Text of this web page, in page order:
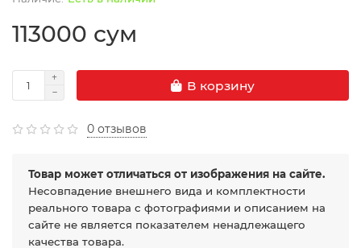
113000 сум
В корзину
0 отзывов
Товар может отличаться от изображения на сайте.
Несовпадение внешнего вида и комплектности
реального товара с фотографиями и описанием на
сайте не является показателем ненадлежащего
качества товара.